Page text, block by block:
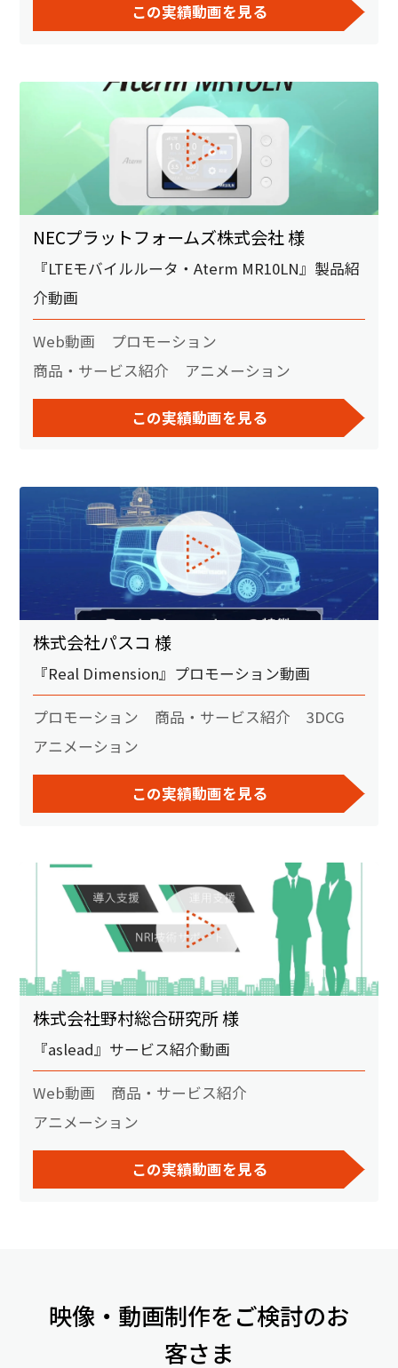
この実績動画を見る
NECプラットフォームズ株式会社 様
『LTEモバイルルータ・Aterm MR10LN』製品紹
介動画
Web動画
プロモーション
商品・サービス紹介
アニメーション
この実績動画を見る
株式会社パスコ 様
『Real Dimension』プロモーション動画
プロモーション 商品・サービス紹介
3DCG
アニメーション
この実績動画を見る
株式会社野村総合研究所 様
『aslead』サービス紹介動画
Web動画
商品・サービス紹介
アニメーション
この実績動画を見る
映像・動画制作をご検討のお
客さま